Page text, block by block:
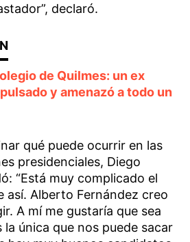
declaró.
de Quilmes: un ex
y amenazó a todo un
qué puede ocurrir en las
presidenciales, Diego
“Está muy complicado el
así. Alberto Fernández creo
A mí me gustaría que sea
la única que nos puede sacar